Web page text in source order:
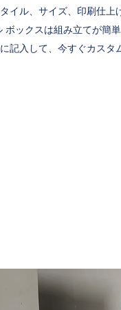
イル、サイズ、印刷仕
ボックスは組み立てが簡
記入して、今すぐカス